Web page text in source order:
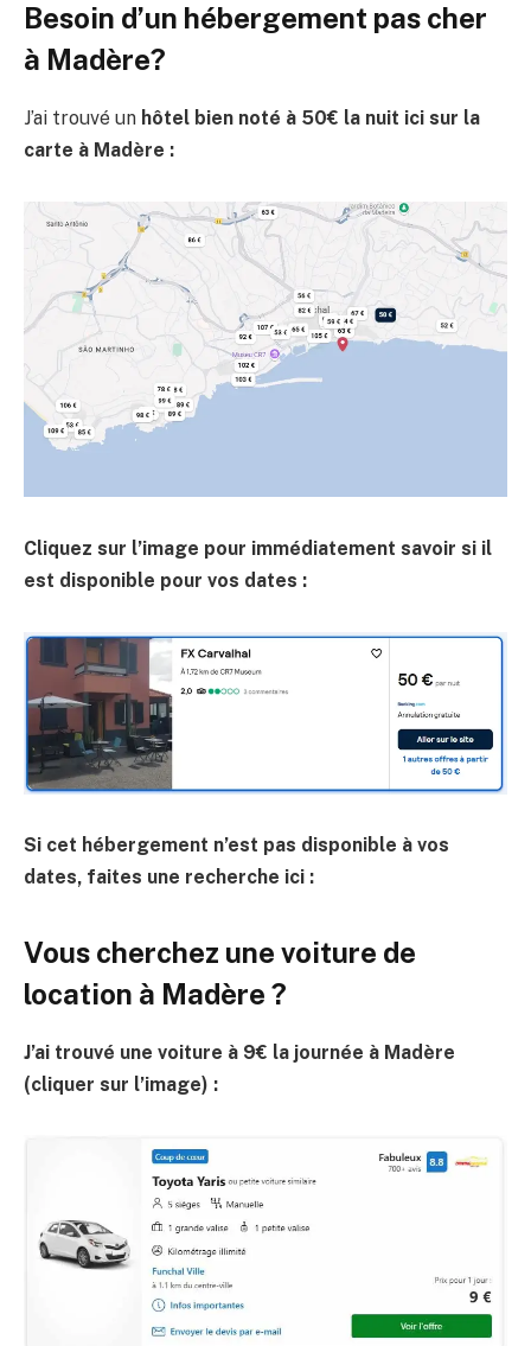
Besoin d’un hébergement pas cher
à Madère?
J’ai trouvé un hôtel bien noté à 50€ la nuit ici sur la
carte à Madère :
Cliquez sur l’image pour immédiatement savoir si il
est disponible pour vos dates :
Si cet hébergement n’est pas disponible à vos
dates, faites une recherche ici :
Vous cherchez une voiture de
location à Madère ?
J’ai trouvé une voiture à 9€ la journée à Madère
(cliquer sur l’image) :